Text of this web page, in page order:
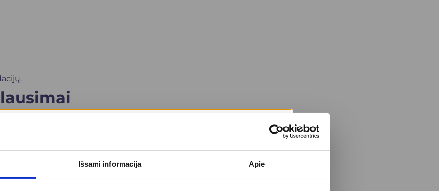
Išsami informacija Apie
patempimą?
ar didelio audinių suglebimo, tačiau gali
kaklo išvaizdą.
kaklo ir veido mimiką.